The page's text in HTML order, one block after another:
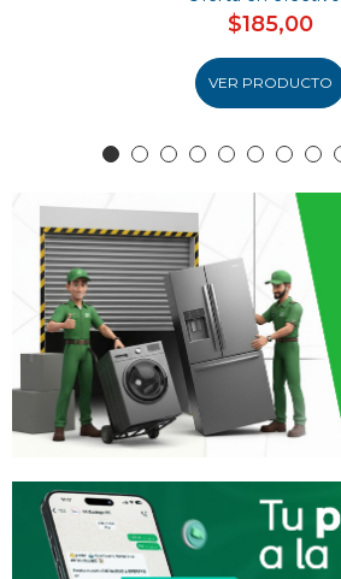
$185,00
VER PRODUCTO